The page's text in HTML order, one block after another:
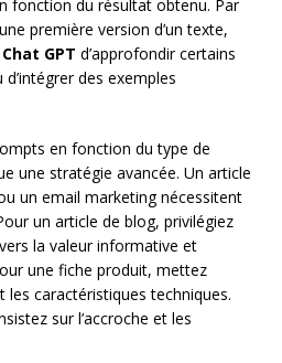
fonction du résultat obtenu. Par
première version d’un texte,
Chat GPT d’approfondir certains
des exemples
en fonction du type de
une stratégie avancée. Un article
un email marketing nécessitent
un article de blog, privilégiez
la valeur informative et
une fiche produit, mettez
les caractéristiques techniques.
sur l’accroche et les